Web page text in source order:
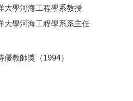
大學河海工程學系教授
大學河海工程學系系主任
優教師獎（1994）